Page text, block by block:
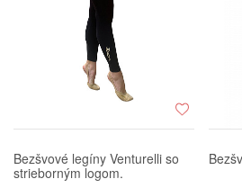
Bezšvové legíny Venturelli so
strieborným logom.